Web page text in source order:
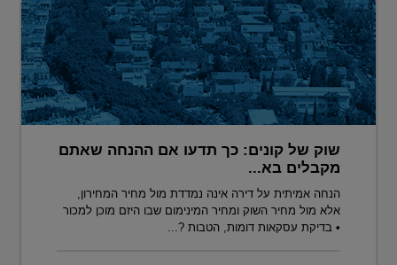
שוק של קונים: כך תדעו אם ההנחה שאתם
מקבלים בא...
הנחה אמיתית על דירה אינה נמדדת מול מחיר המחירון,
אלא מול מחיר השוק ומחיר המינימום שבו היזם מוכן למכור
• בדיקת עסקאות דומות, הטבות ?...